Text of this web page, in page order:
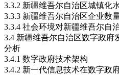
3.3.2 新疆维吾尔自治区城镇化
3.3.3 新疆维吾尔自治区企业数
3.3.4 社会环境对新疆维吾尔自
3.4 新疆维吾尔自治区数字政府
分析
3.4.1 数字政府技术架构
3.4.2 新一代信息技术在数字政